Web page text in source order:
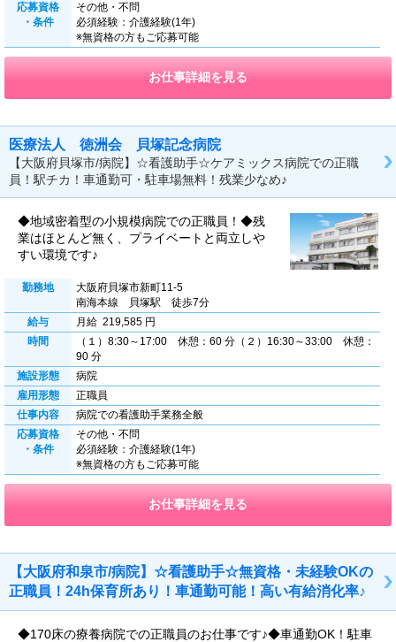
応募資格
・条件
その他・不問
必須経験：介護経験(1年)
※無資格の方もご応募可能
お仕事詳細を見る
医療法人 徳洲会 貝塚記念病院
【大阪府貝塚市/病院】☆看護助手☆ケアミックス病院での正職
員！駅チカ！車通勤可・駐車場無料！残業少なめ♪
◆地域密着型の小規模病院での正職員！◆残
業はほとんど無く、プライベートと両立しや
すい環境です♪
勤務地
大阪府貝塚市新町11-5
南海本線 貝塚駅 徒歩7分
給与
月給 219,585 円
時間
（１）8:30～17:00 休憩：60 分（２）16:30～33:00 休憩：
90 分
施設形態
病院
雇用形態
正職員
仕事内容
病院での看護助手業務全般
応募資格
・条件
その他・不問
必須経験：介護経験(1年)
※無資格の方もご応募可能
お仕事詳細を見る
【大阪府和泉市/病院】☆看護助手☆無資格・未経験OKの
正職員！24h保育所あり！車通勤可能！高い有給消化率♪
◆170床の療養病院での正職員のお仕事です♪◆車通勤OK！駐車